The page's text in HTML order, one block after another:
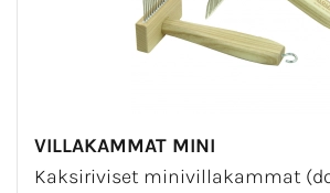
VILLAKAMMAT MINI
Kaksiriviset minivillakammat